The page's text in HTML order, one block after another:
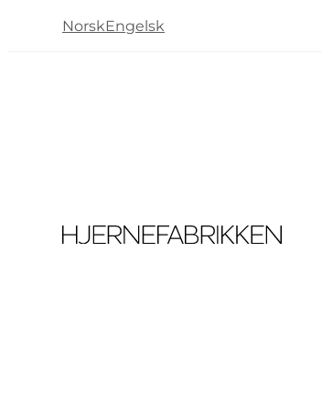
NorskEngelsk